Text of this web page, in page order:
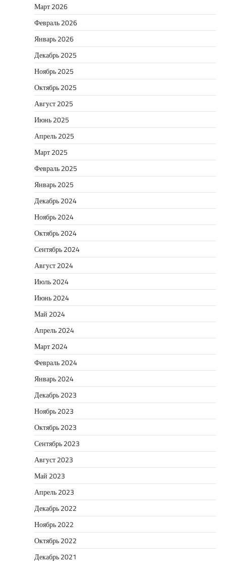
Март 2026
Февраль 2026
Январь 2026
Декабрь 2025
Ноябрь 2025
Октябрь 2025
Август 2025
Июнь 2025
Апрель 2025
Март 2025
Февраль 2025
Январь 2025
Декабрь 2024
Ноябрь 2024
Октябрь 2024
Сентябрь 2024
Август 2024
Июль 2024
Июнь 2024
Май 2024
Апрель 2024
Март 2024
Февраль 2024
Январь 2024
Декабрь 2023
Ноябрь 2023
Октябрь 2023
Сентябрь 2023
Август 2023
Май 2023
Апрель 2023
Декабрь 2022
Ноябрь 2022
Октябрь 2022
Декабрь 2021